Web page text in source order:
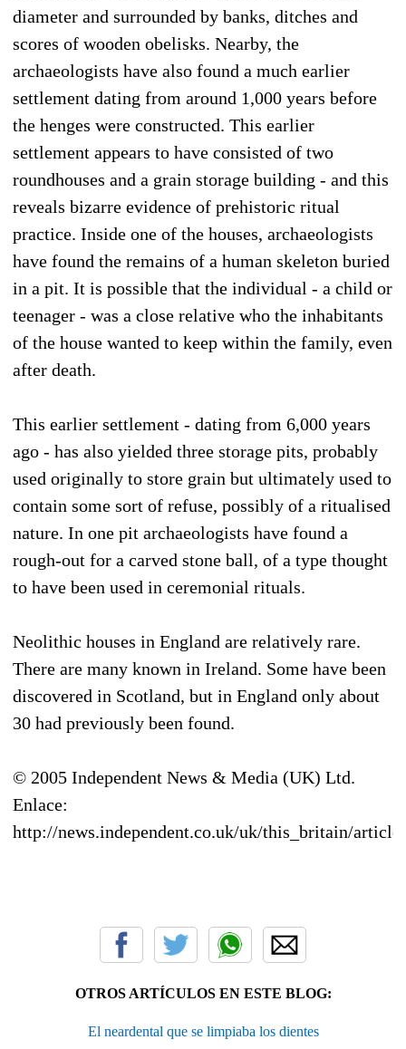
diameter and surrounded by banks, ditches and
scores of wooden obelisks. Nearby, the
archaeologists have also found a much earlier
settlement dating from around 1,000 years before
the henges were constructed. This earlier
settlement appears to have consisted of two
roundhouses and a grain storage building - and this
reveals bizarre evidence of prehistoric ritual
practice. Inside one of the houses, archaeologists
have found the remains of a human skeleton buried
in a pit. It is possible that the individual - a child or
teenager - was a close relative who the inhabitants
of the house wanted to keep within the family, even
after death.
This earlier settlement - dating from 6,000 years
ago - has also yielded three storage pits, probably
used originally to store grain but ultimately used to
contain some sort of refuse, possibly of a ritualised
nature. In one pit archaeologists have found a
rough-out for a carved stone ball, of a type thought
to have been used in ceremonial rituals.
Neolithic houses in England are relatively rare.
There are many known in Ireland. Some have been
discovered in Scotland, but in England only about
30 had previously been found.
© 2005 Independent News & Media (UK) Ltd.
Enlace:
http://news.independent.co.uk/uk/this_britain/
OTROS ARTÍCULOS EN ESTE BLOG:
El neardental que se limpiaba los dientes